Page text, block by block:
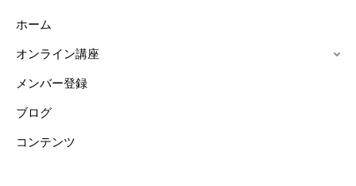
ホーム
オンライン講座
メンバー登録
ブログ
コンテンツ